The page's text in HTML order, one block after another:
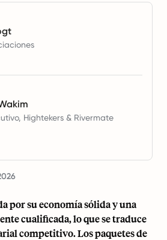
Hightekers & Rivermate
por su economía sólida y una
cualificada, lo que se traduce
competitivo. Los paquetes de